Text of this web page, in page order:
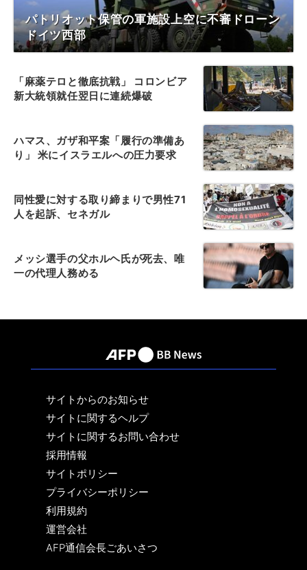
パトリオット保管の軍施設上空に不審ドローン
ドイツ西部
「麻薬テロと徹底抗戦」 コロンビア
新大統領就任翌日に連続爆破
ハマス、ガザ和平案「履行の準備あ
り」 米にイスラエルへの圧力要求
同性愛に対する取り締まりで男性71
人を起訴、セネガル
メッシ選手の父ホルヘ氏が死去、唯
一の代理人務める
サイトからのお知らせ
サイトに関するヘルプ
サイトに関するお問い合わせ
採用情報
サイトポリシー
プライバシーポリシー
利用規約
運営会社
AFP通信会長ごあいさつ